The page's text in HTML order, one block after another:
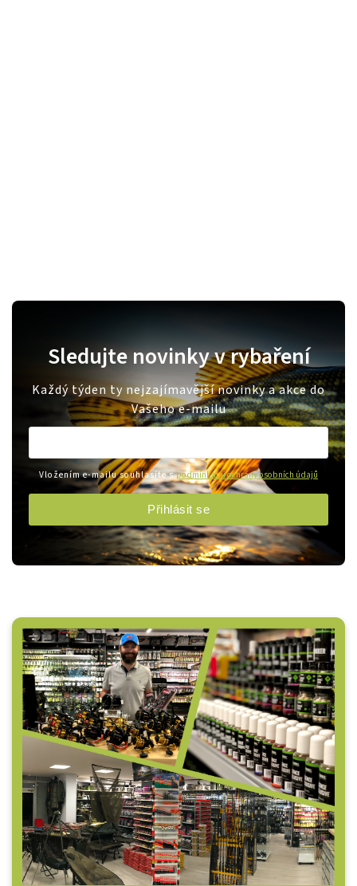
Sledujte novinky v rybaření
Každý týden ty nejzajímavější novinky a akce do
Vašeho e-mailu
Vložením e-mailu souhlasíte spodmínkami ochrany osobních údajů
Přihlásit se